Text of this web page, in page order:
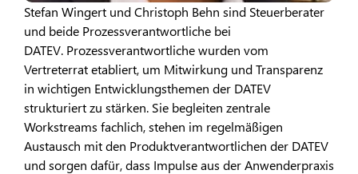
Stefan Wingert und Christoph Behn sind Steuerberater
und beide Prozessverantwortliche bei
DATEV. Prozessverantwortliche wurden vom
Vertreterrat etabliert, um Mitwirkung und Transparenz
in wichtigen Entwicklungsthemen der DATEV
strukturiert zu stärken. Sie begleiten zentrale
Workstreams fachlich, stehen im regelmäßigen
Austausch mit den Produktverantwortlichen der DATEV
und sorgen dafür, dass Impulse aus der Anwenderpraxis